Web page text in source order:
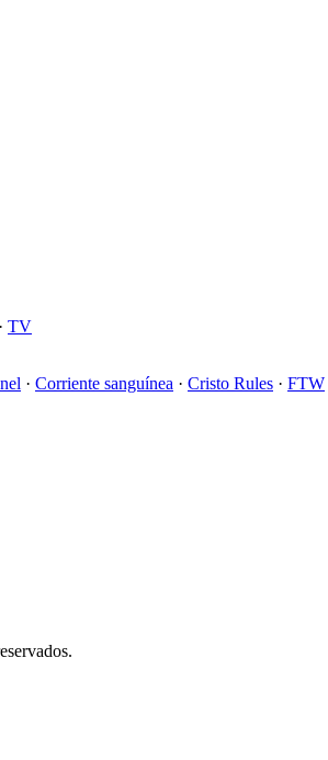
· TV
· Corriente sanguínea · Cristo Rules · FTW